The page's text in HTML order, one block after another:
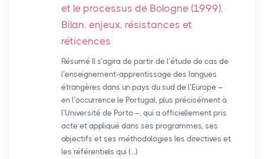
et le processus de Bologne (1999).
Bilan, enjeux, résistances et
réticences
Résumé Il s’agira de partir de l’étude de cas de
l’enseignement-apprentissage des langues
étrangères dans un pays du sud de l’Europe –
en l’occurrence le Portugal, plus précisément à
l’Université de Porto –, qui a officiellement pris
acte et appliqué dans ses programmes, ses
objectifs et ses méthodologies les directives et
les référentiels qui (…)